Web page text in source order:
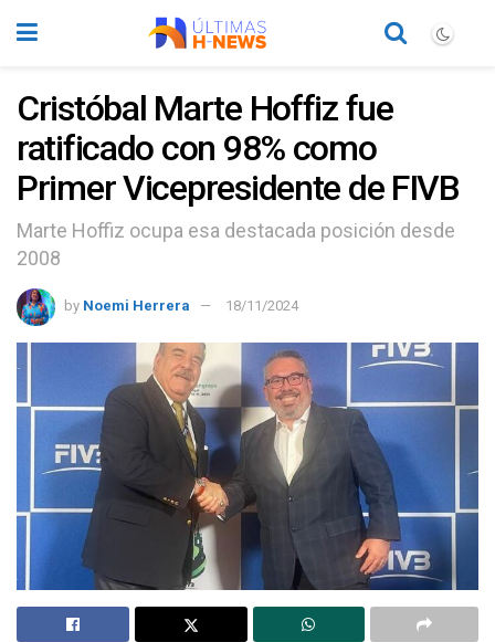
Cristóbal Marte Hoffiz fue
ratificado con 98% como
Primer Vicepresidente de FIVB
Marte Hoffiz ocupa esa destacada posición desde
2008
by Noemi Herrera 18/11/2024